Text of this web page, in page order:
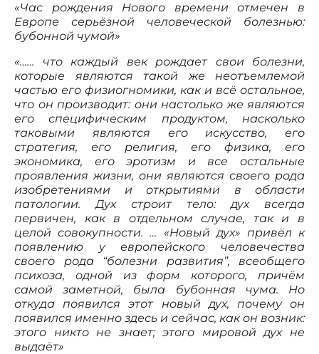
«Час рождения Нового времени отмечен в
Европе серьёзной человеческой болезнью:
бубонной чумой»
«…… что каждый век рождает свои болезни,
которые являются такой же неотъемлемой
частью его физиогномики, как и всё остальное,
что он производит: они настолько же являются
его специфическим продуктом, насколько
таковыми являются его искусство, его
стратегия, его религия, его физика, его
экономика, его эротизм и все остальные
проявления жизни, они являются своего рода
изобретениями и открытиями в области
патологии. Дух строит тело: дух всегда
первичен, как в отдельном случае, так и в
целой совокупности. … «Новый дух» привёл к
появлению у европейского человечества
своего рода “болезни развития”, всеобщего
психоза, одной из форм которого, причём
самой заметной, была бубонная чума. Но
откуда появился этот новый дух, почему он
появился именно здесь и сейчас, как он возник:
этого никто не знает; этого мировой дух не
выдаёт»